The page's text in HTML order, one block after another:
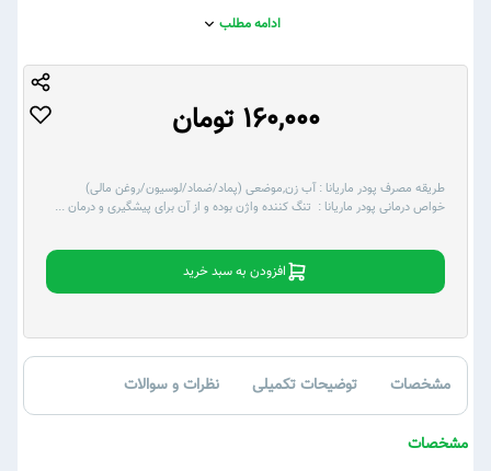
ادامه مطلب
160,000 تومان
طریقه مصرف پودر ماریانا :آب زن,موضعی (پماد/ضماد/لوسیون/روغن مالی)
خواص درمانی پودر ماریانا : تنگ کننده واژن بوده و از آن برای پیشگیری و درمان...
افزودن به سبد خرید
مشخصات توضیحات تکمیلی نظرات و سوالات
مشخصات